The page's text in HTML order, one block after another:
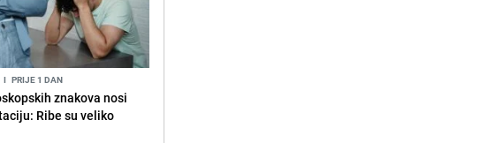
I PRIJE 1 DAN
znakova nosi
Ribe su veliko